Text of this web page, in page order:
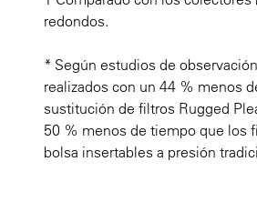
redondos.
* Según estudios de
realizados con un 44 % menos
sustitución de filtros Rugged
50 % menos de tiempo que los
bolsa insertables a presión